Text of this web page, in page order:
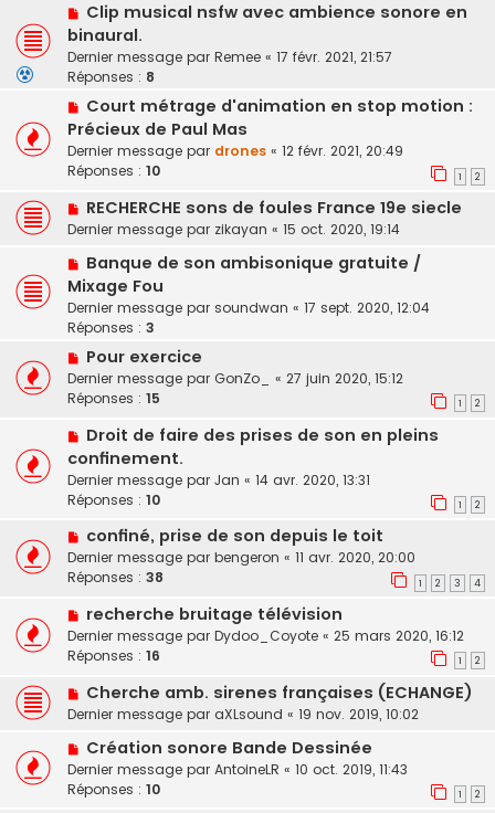
Clip musical nsfw avec ambience sonore en
binaural.
Dernier message par Remee « 17 févr. 2021, 21:57
Réponses : 8
Court métrage d'animation en stop motion :
Précieux de Paul Mas
Dernier message par drones « 12 févr. 2021, 20:49
Réponses : 10 1 2
RECHERCHE sons de foules France 19e siecle
Dernier message par zikayan « 15 oct. 2020, 19:14
Banque de son ambisonique gratuite /
Mixage Fou
Dernier message par soundwan « 17 sept. 2020, 12:04
Réponses : 3
Pour exercice
Dernier message par GonZo_ « 27 juin 2020, 15:12
Réponses : 15 1 2
Droit de faire des prises de son en pleins
confinement.
Dernier message par Jan « 14 avr. 2020, 13:31
Réponses : 10 1 2
confiné, prise de son depuis le toit
Dernier message par bengeron « 11 avr. 2020, 20:00
Réponses : 38 1 2 3 4
recherche bruitage télévision
Dernier message par Dydoo_Coyote « 25 mars 2020, 16:12
Réponses : 16 1 2
Cherche amb. sirenes françaises (ECHANGE)
Dernier message par aXLsound « 19 nov. 2019, 10:02
Création sonore Bande Dessinée
Dernier message par AntoineLR « 10 oct. 2019, 11:43
Réponses : 10 1 2